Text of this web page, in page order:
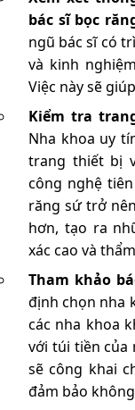
bác sĩ bọc
ngũ bác sĩ có
và kinh
Việc này sẽ
Kiểm tra
Nha khoa uy
trang thiết bị
công nghệ
răng sứ trở
hơn, tạo ra
xác cao và
Tham khảo
định chọn nha
các nha khoa
với túi tiền của
sẽ công khai
đảm bảo